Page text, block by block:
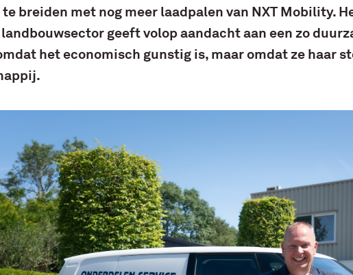
breiden met nog meer laadpalen van NXT Mobility.
geeft volop aandacht aan een zo
het economisch gunstig is, maar omdat ze haar